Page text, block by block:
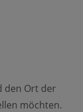
den Ort der
möchten.